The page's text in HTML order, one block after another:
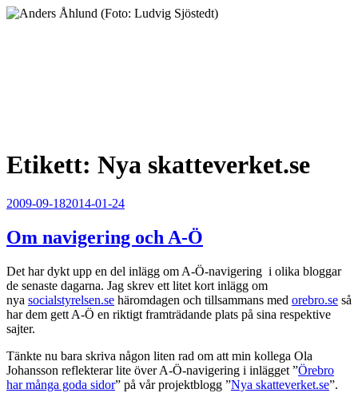
Hoppa
Etikett: Nya skatteverket.se
Publicerat
2009-09-182014-01-24
Om navigering och A-Ö
Det har dykt upp en del inlägg om A-Ö-navigering i olika bloggar
de senaste dagarna. Jag skrev ett litet kort inlägg om
nya socialstyrelsen.se häromdagen och tillsammans med orebro.se så
har dem gett A-Ö en riktigt framträdande plats på sina respektive
sajter.
Tänkte nu bara skriva någon liten rad om att min kollega Ola
Johansson reflekterar lite över A-Ö-navigering i inlägget ”Örebro
har många goda sidor” på vår projektblogg ”Nya skatteverket.se”.